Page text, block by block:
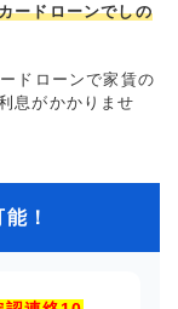
ードローンでしの
ドローンで家賃の
息がかかりませ
！